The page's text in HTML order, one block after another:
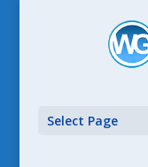
Select Page